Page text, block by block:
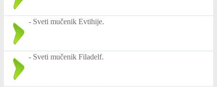
- Sveti mučenik Evtihije.
- Sveti mučenik Filadelf.